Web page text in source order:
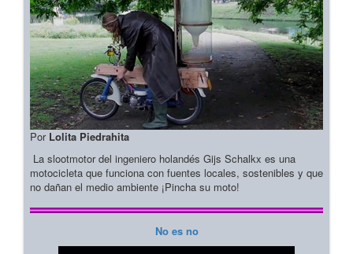
Por Lolita Piedrahita
La slootmotor del ingeniero holandés Gijs Schalkx es una
motocicleta que funciona con fuentes locales, sostenibles y que
no dañan el medio ambiente ¡Pincha su moto!
No es no